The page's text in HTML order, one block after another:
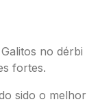
no dérbi
fortes.
sido o melhor